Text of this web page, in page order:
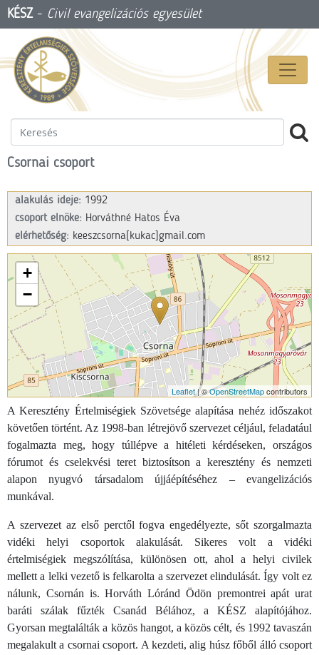
KÉSZ- Civil evangelizációs egyesület
Csornai csoport
A Keresztény Értelmiségiek Szövetsége alapítása nehéz időszakot
követően történt. Az 1998-ban létrejövő szervezet céljául, feladatául
fogalmazta meg, hogy túllépve a hitéleti kérdéseken, országos
fórumot és cselekvési teret biztosítson a keresztény és nemzeti
alapon nyugvó társadalom újjáépítéséhez – evangelizációs
munkával.
A szervezet az első perctől fogva engedélyezte, sőt szorgalmazta
vidéki helyi csoportok alakulását. Sikeres volt a vidéki
értelmiségiek megszólítása, különösen ott, ahol a helyi civilek
mellett a lelki vezető is felkarolta a szervezet elindulását. Így volt ez
nálunk, Csornán is. Horváth Lóránd Ödön premontrei apát urat
baráti szálak fűzték Csanád Bélához, a KÉSZ alapítójához.
Gyorsan megtalálták a közös hangot, a közös célt, és 1992 tavaszán
megalakult a csornai csoport. A kezdeti, alig húsz főből álló csoport
alakulás ideje: 1992
csoport elnöke: Horváthné Hatos Éva
elérhetőség: keeszcsorna [kukac]gmail.com
+
−
Leaflet| ©OpenStreetMapcontributors